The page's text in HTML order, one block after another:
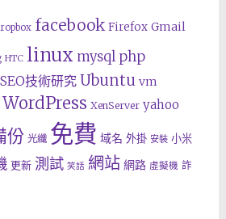
facebook Firefox Gmail
HTC linux mysql php
SEO技術研究 Ubuntu vm
WordPress XenServer yahoo
份 光纖 免費 域名 外掛 安裝 小米
更新 測試 笑話 網站 網路 虛擬機 詐